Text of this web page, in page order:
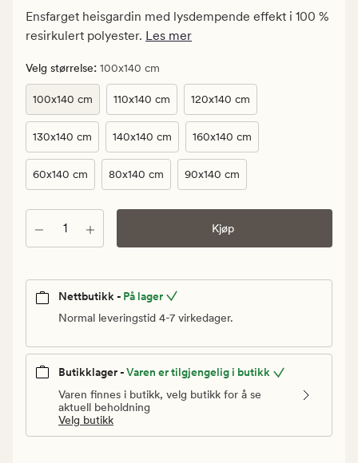
kr.
Vanlig
899,90
kr
Ensfarget heisgardin med lysdempende effekt i 100 %
resirkulert polyester. Les mer
Velg størrelse: 100x140 cm
100x140 cm 110x140 cm 120x140 cm
130x140 cm 140x140 cm 160x140 cm
60x140 cm 80x140 cm 90x140 cm
Antall Kjøp
Nettbutikk - På lager
Normal leveringstid 4-7 virkedager.
Butikklager -Varen er tilgjengelig i butikk
Varen finnes i butikk, velg butikk for å se
aktuell beholdning
Velg butikk